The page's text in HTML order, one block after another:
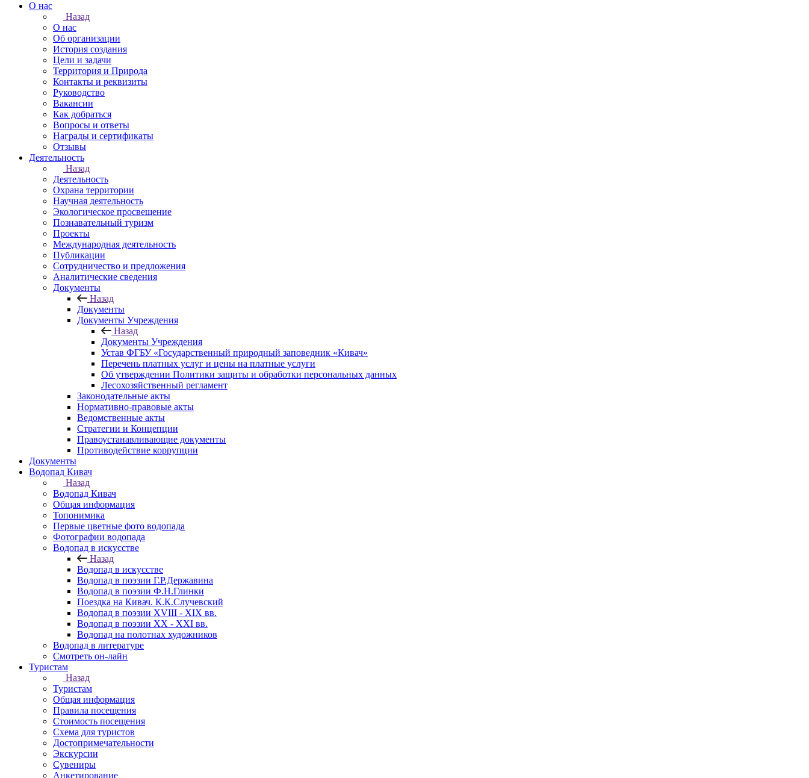
О нас
Назад
О нас
Об организации
История создания
Цели и задачи
Территория и Природа
Контакты и реквизиты
Руководство
Вакансии
Как добраться
Вопросы и ответы
Награды и сертификаты
Отзывы
Деятельность
Назад
Деятельность
Охрана территории
Научная деятельность
Экологическое просвещение
Познавательный туризм
Проекты
Международная деятельность
Публикации
Сотрудничество и предложения
Аналитические сведения
Документы
Назад
Документы
Документы Учреждения
Назад
Документы Учреждения
Устав ФГБУ «Государственный природный заповедник «Кивач»
Перечень платных услуг и цены на платные услуги
Об утверждении Политики защиты и обработки персональных данных
Лесохозяйственный регламент
Законодательные акты
Нормативно-правовые акты
Ведомственные акты
Стратегии и Концепции
Правоустанавливающие документы
Противодействие коррупции
Документы
Водопад Кивач
Назад
Водопад Кивач
Общая информация
Топонимика
Первые цветные фото водопада
Фотографии водопада
Водопад в искусстве
Назад
Водопад в искусстве
Водопад в поэзии Г.Р.Державина
Водопад в поэзии Ф.Н.Глинки
Поездка на Кивач. К.К.Случевский
Водопад в поэзии XVIII - XIX вв.
Водопад в поэзии XX - XXI вв.
Водопад на полотнах художников
Водопад в литературе
Смотреть он-лайн
Туристам
Назад
Туристам
Общая информация
Правила посещения
Стоимость посещения
Схема для туристов
Достопримечательности
Экскурсии
Сувениры
Анкетирование